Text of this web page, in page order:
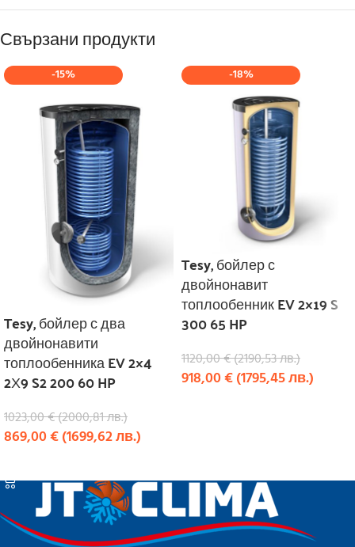
Свързани продукти
-15%
Tesy, бойлер с два
двойнонавити
топлообенника EV 2×4
2Х9 S2 200 60 HP
1023,00€(2000,81лв.)
869,00€(1699,62лв.)
-18%
Tesy, бойлер с
двойнонавит
топлообенник EV 2×19 S
300 65 HP
1120,00€(2190,53лв.)
918,00€(1795,45лв.)